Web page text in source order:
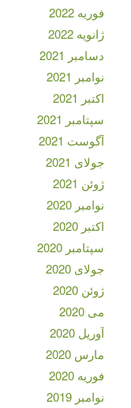
فوریه 2022
ژانویه 2022
دسامبر 2021
نوامبر 2021
اکتبر 2021
سپتامبر 2021
آگوست 2021
جولای 2021
ژوئن 2021
نوامبر 2020
اکتبر 2020
سپتامبر 2020
جولای 2020
ژوئن 2020
می 2020
آوریل 2020
مارس 2020
فوریه 2020
نوامبر 2019